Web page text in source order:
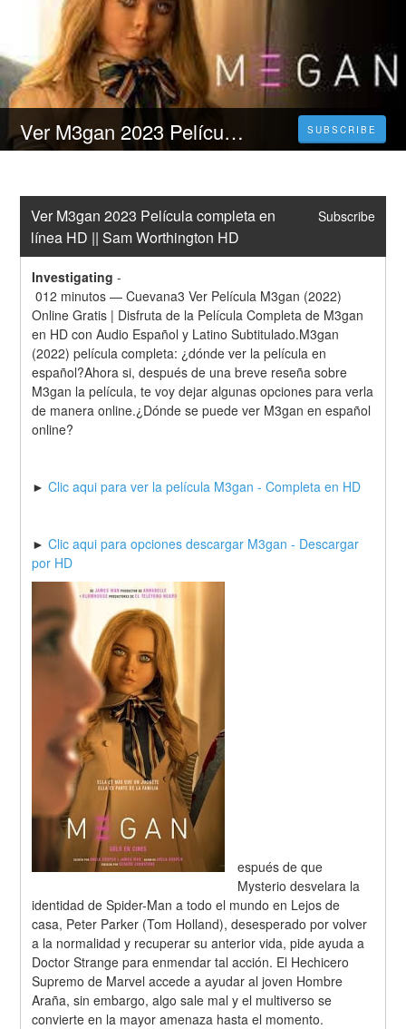
Ver M3gan 2023 Película completa en línea HD || Sam Worthington HD SUBSCRIBE
Ver M3gan 2023 Película completa en
línea HD || Sam Worthington HD
Subscribe
Investigating -
012 minutos — Cuevana3 Ver Película M3gan (2022)
Online Gratis | Disfruta de la Película Completa de M3gan
en HD con Audio Español y Latino Subtitulado.M3gan
(2022) película completa: ¿dónde ver la película en
español?Ahora si, después de una breve reseña sobre
M3gan la película, te voy dejar algunas opciones para verla
de manera online.¿Dónde se puede ver M3gan en español
online?
► Clic aqui para ver la película M3gan - Completa en HD
► Clic aqui para opciones descargar M3gan - Descargar
por HD
espués de que
Mysterio desvelara la
identidad de Spider-Man a todo el mundo en Lejos de
casa, Peter Parker (Tom Holland), desesperado por volver
a la normalidad y recuperar su anterior vida, pide ayuda a
Doctor Strange para enmendar tal acción. El Hechicero
Supremo de Marvel accede a ayudar al joven Hombre
Araña, sin embargo, algo sale mal y el multiverso se
convierte en la mayor amenaza hasta el momento.